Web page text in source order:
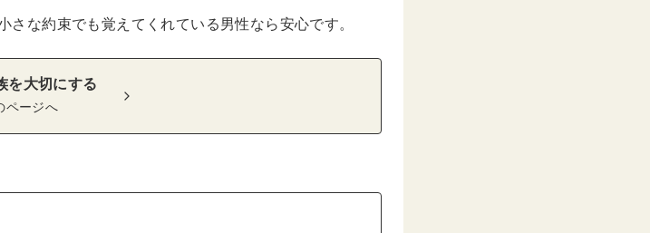
な約束でも覚えてくれている男性なら安心です。
を大切にする
ページへ